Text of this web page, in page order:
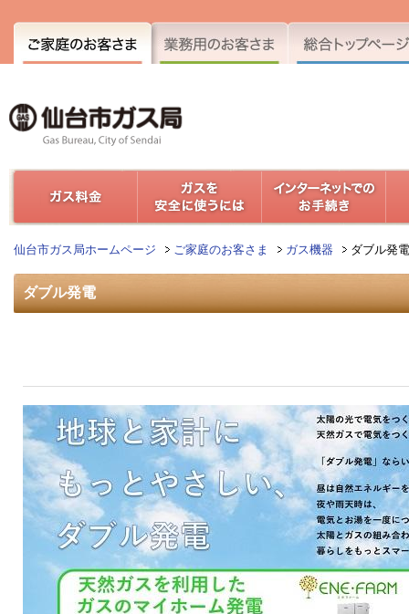
仙台市ガス局ホームページ ご家庭のお客さま ガス機器 ダブル発電
ダブル発電